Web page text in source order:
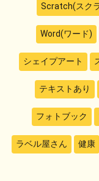
Scratch(スク
Word(ワード)
シェイプアート
テキストあり
フォトブック
ラベル屋さん 健康